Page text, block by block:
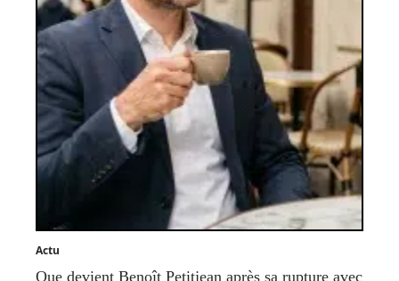
Actu
Que devient Benoît Petitjean après sa rupture avec